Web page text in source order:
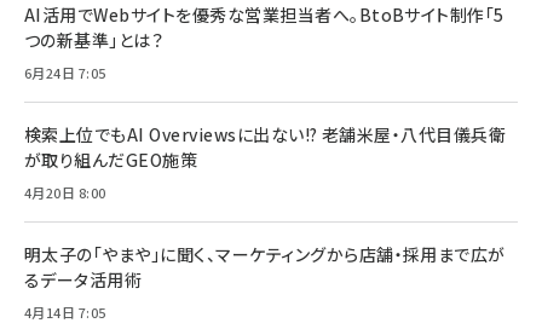
AI活用でWebサイトを優秀な営業担当者へ。BtoBサイト制作「5
つの新基準」とは？
6月24日 7:05
検索上位でもAI Overviewsに出ない!? 老舗米屋・八代目儀兵衛
が取り組んだGEO施策
4月20日 8:00
明太子の「やまや」に聞く、マーケティングから店舗・採用まで広が
るデータ活用術
4月14日 7:05